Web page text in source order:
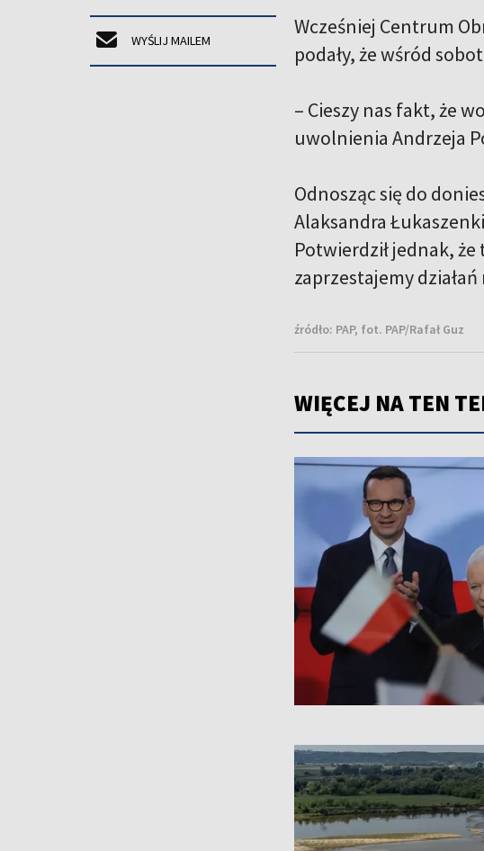
WYŚLIJ MAILEM
Wcześniej Centrum
podały, że wśród
– Cieszy nas fakt, że
uwolnienia Andrzeja
Odnosząc się do
Alaksandra
Potwierdził jednak, że
zaprzestajemy
źródło: PAP, fot. PAP/Rafał Guz
WIĘCEJ NA TEN